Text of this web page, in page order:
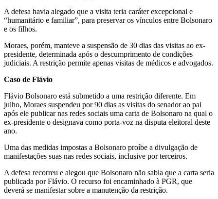
A defesa havia alegado que a visita teria caráter excepcional e
“humanitário e familiar”, para preservar os vínculos entre Bolsonaro
e os filhos.
Moraes, porém, manteve a suspensão de 30 dias das visitas ao ex-
presidente, determinada após o descumprimento de condições
judiciais. A restrição permite apenas visitas de médicos e advogados.
Caso de Flávio
Flávio Bolsonaro está submetido a uma restrição diferente. Em
julho, Moraes suspendeu por 90 dias as visitas do senador ao pai
após ele publicar nas redes sociais uma carta de Bolsonaro na qual o
ex-presidente o designava como porta-voz na disputa eleitoral deste
ano.
Uma das medidas impostas a Bolsonaro proíbe a divulgação de
manifestações suas nas redes sociais, inclusive por terceiros.
A defesa recorreu e alegou que Bolsonaro não sabia que a carta seria
publicada por Flávio. O recurso foi encaminhado à PGR, que
deverá se manifestar sobre a manutenção da restrição.